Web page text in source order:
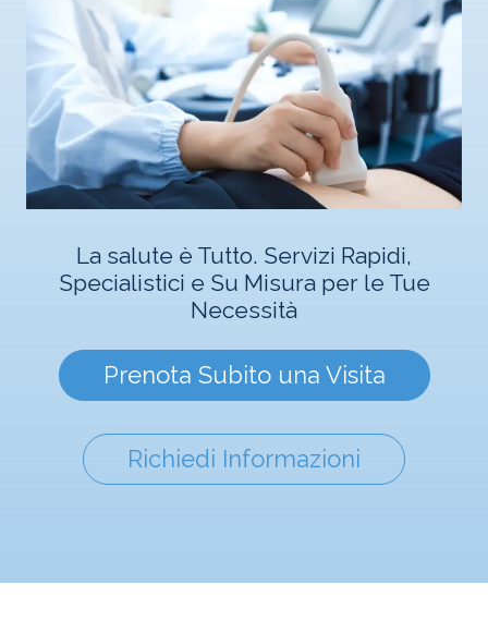
La salute è Tutto. Servizi Rapidi,
Specialistici e Su Misura per le Tue
Necessità
Prenota Subito una Visita
Richiedi Informazioni